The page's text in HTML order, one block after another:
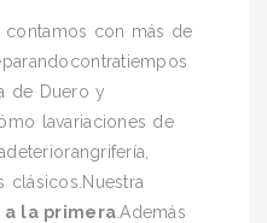
contamos con más de
de Duero y
lavariaciones de
clásicos.Nuestra
la primera.Además